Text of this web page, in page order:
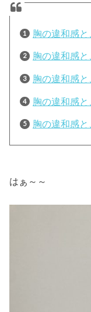
胸の違和感
胸の違和感
胸の違和感
胸の違和感
胸の違和感
はぁ～～